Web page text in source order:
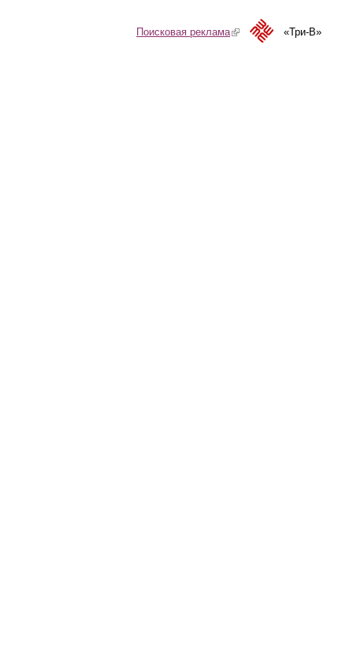
Поисковая реклама(link is external)«Три-В»